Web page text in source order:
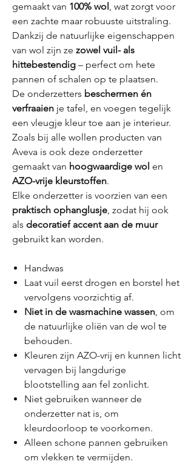
gemaakt van 100% wol, wat zorgt voor
een zachte maar robuuste uitstraling.
Dankzij de natuurlijke eigenschappen
van wol zijn ze zowel vuil- als
hittebestendig – perfect om hete
pannen of schalen op te plaatsen.
De onderzetters beschermen én
verfraaien je tafel, en voegen tegelijk
een vleugje kleur toe aan je interieur.
Zoals bij alle wollen producten van
Aveva is ook deze onderzetter
gemaakt van hoogwaardige wol en
AZO-vrije kleurstoffen.
Elke onderzetter is voorzien van een
praktisch ophanglusje, zodat hij ook
als decoratief accent aan de muur
gebruikt kan worden.
Handwas
Laat vuil eerst drogen en borstel het
vervolgens voorzichtig af.
Niet in de wasmachine wassen, om
de natuurlijke oliën van de wol te
behouden.
Kleuren zijn AZO-vrij en kunnen licht
vervagen bij langdurige
blootstelling aan fel zonlicht.
Niet gebruiken wanneer de
onderzetter nat is, om
kleurdoorloop te voorkomen.
Alleen schone pannen gebruiken
om vlekken te vermijden.